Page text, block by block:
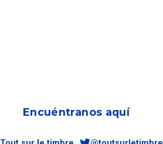
Encuéntranos aquí